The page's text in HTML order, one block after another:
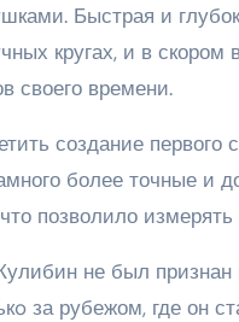
Быстрая и
кругах, и в
своего времени.
создание первого
более точные и
позволило
не был признан
за рубежом, где он